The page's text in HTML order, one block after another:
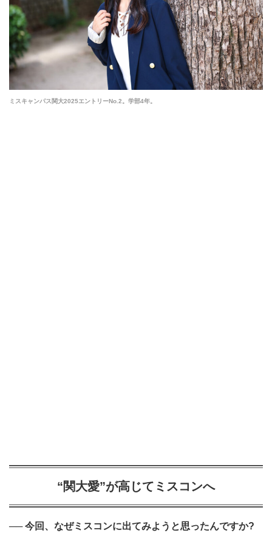
ミスキャンパス関大2025エントリーNo.2。学部4年。
“関大愛”が高じてミスコンへ
── 今回、なぜミスコンに出てみようと思ったんですか?